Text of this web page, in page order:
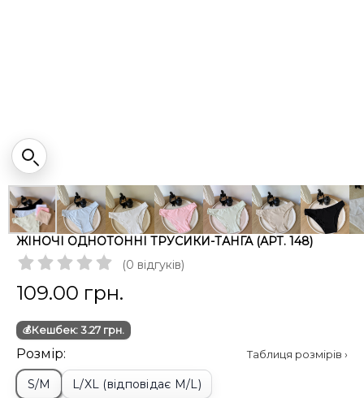
ЖІНОЧІ ОДНОТОННІ ТРУСИКИ-ТАНГА (АРТ. 148)
(0 відгуків)
109.00 грн.
💰Кешбек: 3.27 грн.
Розмір: Таблиця розмірів ›
S/M L/XL (відповідає M/L)